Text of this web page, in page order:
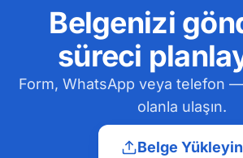
Belgenizi
süreci
Form, WhatsApp veya telefon
olanla ulaşın.
Belge Yükleyin